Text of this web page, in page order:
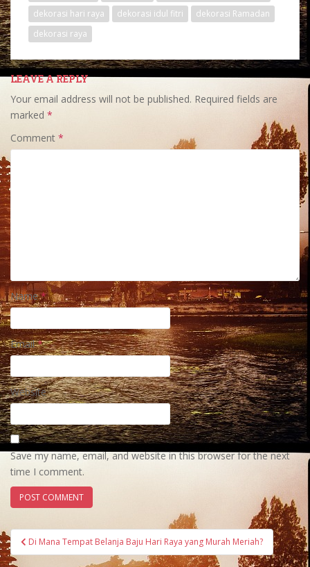
dekorasi hari raya
dekorasi idul fitri
dekorasi Ramadan
dekorasi raya
LEAVE A REPLY
Your email address will not be published. Required fields are
marked *
Comment *
Name*
Email*
Website
Save my name, email, and website in this browser for the next
time I comment.
Post
navigation
Di Mana Tempat Belanja Baju Hari Raya yang Murah Meriah?